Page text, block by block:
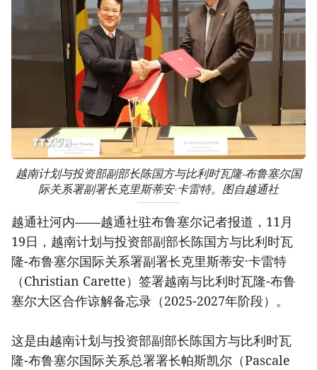
越南计划与投资部副部长陈国方与比利时瓦隆-布鲁塞尔国
际关系署副署长克里斯蒂安·卡雷特。图自越通社
越通社河内——越通社驻布鲁塞尔记者报道，11月
19日，越南计划与投资部副部长陈国方与比利时瓦
隆-布鲁塞尔国际关系署副署长克里斯蒂安·卡雷特
（Christian Carette）签署越南与比利时瓦隆-布鲁
塞尔大区合作谅解备忘录（2025-2027年阶段）。
这是由越南计划与投资部副部长陈国方与比利时瓦
隆-布鲁塞尔国际关系总署署长帕斯凯尔（Pascale